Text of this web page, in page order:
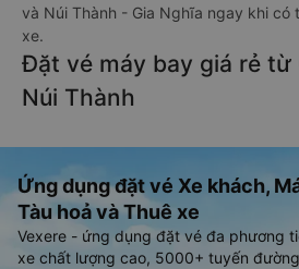
và Núi Thành - Gia Nghĩa ngay khi có
xe.
Đặt vé máy bay giá rẻ từ
Núi Thành
Ứng dụng đặt vé Xe khách,
Tàu hoả và Thuê xe
Vexere - ứng dụng đặt vé đa phương
xe chất lượng cao, 5000+ tuyến